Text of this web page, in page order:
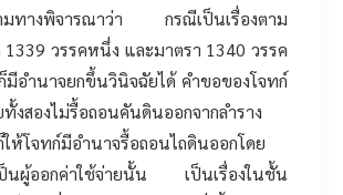
ามทางพิจารณาว่า กรณีเป็นเรื่องตาม
วรรคหนึ่ง และมาตรา 1340 วรรค
มีอำนาจยกขึ้นวินิจฉัยได้ คำขอของโจทก์
ทั้งสองไม่รื้อถอนคันดินออกจากลำราง
ห้โจทก์มีอำนาจรื้อถอนไถดินออกโดย
ป็นผู้ออกค่าใช้จ่ายนั้น เป็นเรื่องในชั้น